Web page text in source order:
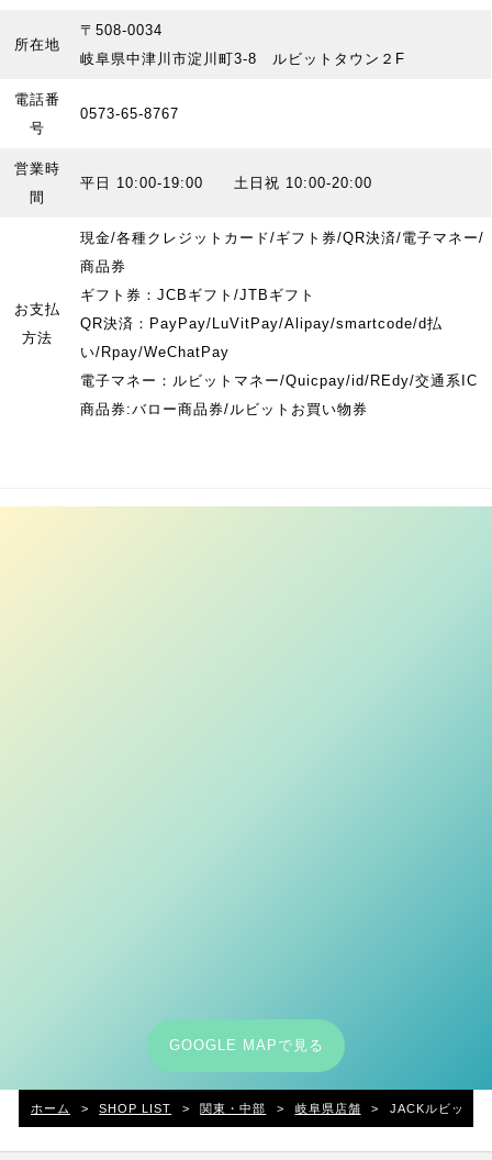
所在地
〒508-0034
岐阜県中津川市淀川町3-8 ルビットタウン２F
電話番
号
0573-65-8767
営業時
間
平日 10:00-19:00 土日祝 10:00-20:00
お支払
方法
現金/各種クレジットカード/ギフト券/QR決済/電子マネー/
商品券
ギフト券：JCBギフト/JTBギフト
QR決済：PayPay/LuVitPay/Alipay/smartcode/d払
い/Rpay/WeChatPay
電子マネー：ルビットマネー/Quicpay/id/REdy/交通系IC
商品券:バロー商品券/ルビットお買い物券
GOOGLE MAPで見る
ホーム > SHOP LIST > 関東・中部 > 岐阜県店舗 > JACKルビットﾀ